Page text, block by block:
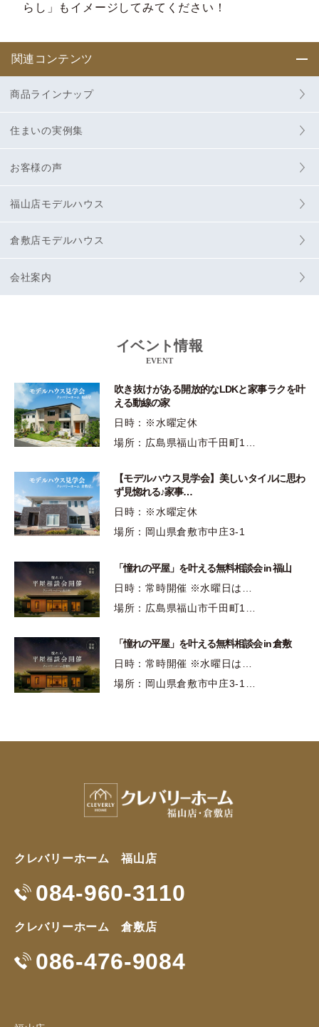
らし」もイメージしてみてください！
関連コンテンツ
商品ラインナップ
住まいの実例集
お客様の声
福山店モデルハウス
倉敷店モデルハウス
会社案内
イベント情報
EVENT
吹き抜けがある開放的なLDKと家事ラクを叶
える動線の家
日時：※水曜定休
場所：広島県福山市千田町1…
【モデルハウス見学会】美しいタイルに思わ
ず見惚れる♪家事…
日時：※水曜定休
場所：岡山県倉敷市中庄3-1
「憧れの平屋」を叶える無料相談会 in 福山
日時：常時開催 ※水曜日は…
場所：広島県福山市千田町1…
「憧れの平屋」を叶える無料相談会 in 倉敷
日時：常時開催 ※水曜日は…
場所：岡山県倉敷市中庄3-1…
クレバリーホーム 福山店
084-960-3110
クレバリーホーム 倉敷店
086-476-9084